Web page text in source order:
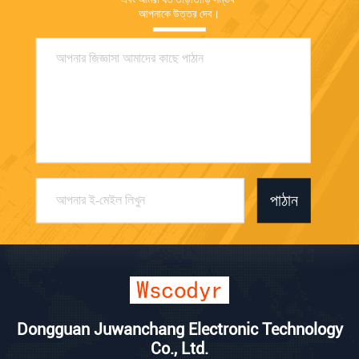
আপনাকে উত্তর দেব।
পাঠান
Dongguan Juwanchang Electronic Technology
Co., Ltd.